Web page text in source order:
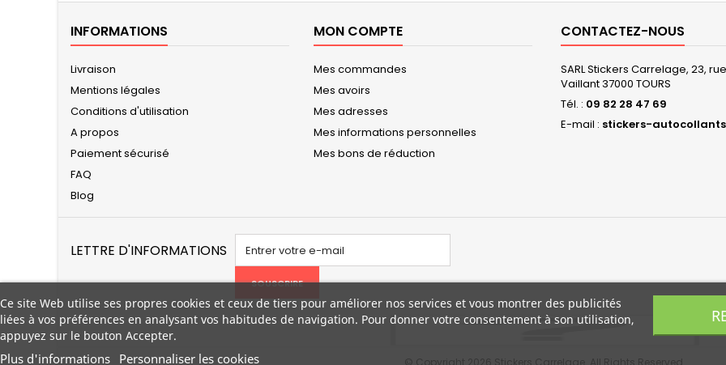
INFORMATIONS
Livraison
Mentions légales
Conditions d'utilisation
A propos
Paiement sécurisé
FAQ
Blog
© Copyright 2026 Stickers Carrelage. All Rights Reserved.
MON COMPTE
Mes commandes
Mes avoirs
Mes adresses
Mes informations personnelles
Mes bons de réduction
CONTACTEZ-NOUS
SARL Stickers Carrelage, 23,
Vaillant 37000 TOURS
Tél. : 09 82 28 47 69
E-mail : stickers-
LETTRE D'INFORMATIONS
SOUSCRIRE
Ce site Web utilise ses propres cookies et ceux de tiers pour améliorer nos services et vous montrer des publicités
liées à vos préférences en analysant vos habitudes de navigation. Pour donner votre consentement à son utilisation,
appuyez sur le bouton Accepter.
Plus d'informations Personnaliser les cookies